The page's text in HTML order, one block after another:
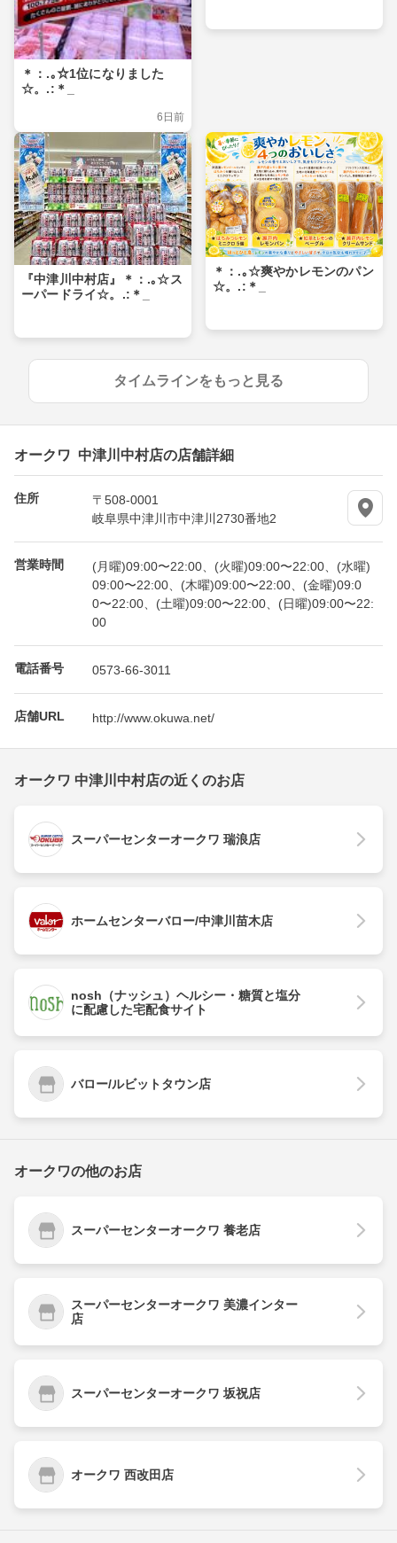
＊：.｡☆1位になりました
☆。.:＊_
6日前
『中津川中村店』＊：.｡☆ス
ーパードライ☆。.:＊_
＊：.｡☆爽やかレモンのパン
☆。.:＊_
タイムラインをもっと見る
オークワ 中津川中村店の店舗詳細
住所
〒508-0001
岐阜県中津川市中津川2730番地2
営業時間
(月曜)09:00〜22:00、(火曜)09:00〜22:00、(水曜)
09:00〜22:00、(木曜)09:00〜22:00、(金曜)09:0
0〜22:00、(土曜)09:00〜22:00、(日曜)09:00〜22:
00
電話番号 0573-66-3011
店舗URL http://www.okuwa.net/
オークワ 中津川中村店の近くのお店
スーパーセンターオークワ 瑞浪店
ホームセンターバロー/中津川苗木店
nosh（ナッシュ）ヘルシー・糖質と塩分
に配慮した宅配食サイト
バロー/ルビットタウン店
オークワの他のお店
スーパーセンターオークワ 養老店
スーパーセンターオークワ 美濃インター
店
スーパーセンターオークワ 坂祝店
オークワ 西改田店